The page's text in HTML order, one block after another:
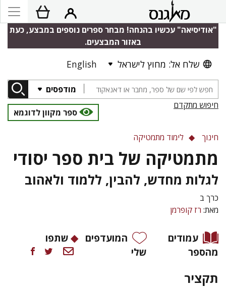
"אודיסיאה" עכשיו בהנחה! מבחר ספרים נוספים במבצע, כעת
באזור המבצעים.
שלח אל: מחוץ לישראל English
מודפסים
חיפוש מתקדם
ספר מקוון לדוגמא
חינוך לימוד מתמטיקה
מתמטיקה של בית ספר יסודי
לגלות מחדש, להבין, ללמוד ולאהוב
כרך ב
מאת: רז קופרמן
עמודים
מהספר
המועדפים
שלי
שתפו
תקציר